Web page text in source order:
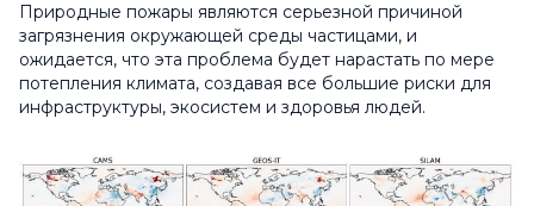
Природные пожары являются серьезной причиной
загрязнения окружающей среды частицами, и
ожидается, что эта проблема будет нарастать по мере
потепления климата, создавая все большие риски для
инфраструктуры, экосистем и здоровья людей.